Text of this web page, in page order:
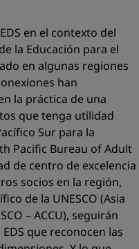
en el contexto del
la Educación para el
en algunas regiones
han
la práctica de una
que tenga utilidad
Sur para la
Pacific Bureau of Adult
de centro de excelencia
socios en la región,
de la UNESCO (Asia
– ACCU), seguirán
que reconocen las